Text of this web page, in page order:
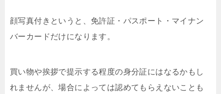
顔写真付きというと、免許証・パスポート・マイナン
バーカードだけになります。
買い物や挨拶で提示する程度の身分証にはなるかもし
れませんが、場合によっては認めてもらえないことも